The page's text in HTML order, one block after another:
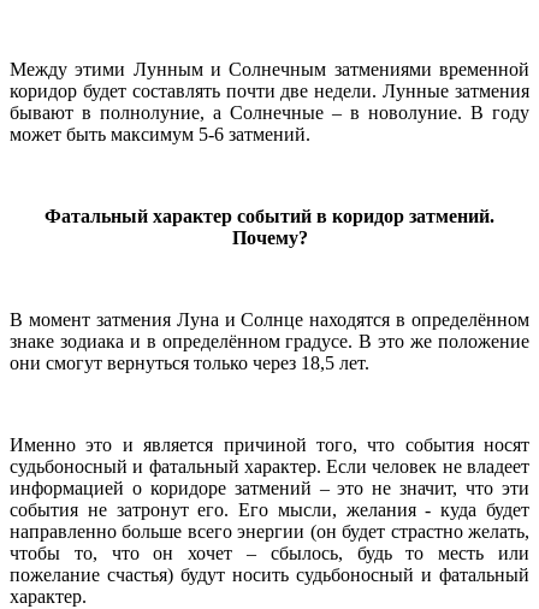
Между этими Лунным и Солнечным затмениями временной
коридор будет составлять почти две недели. Лунные затмения
бывают в полнолуние, а Солнечные – в новолуние. В году
может быть максимум 5-6 затмений.
Фатальный характер событий в коридор затмений.
Почему?
В момент затмения Луна и Солнце находятся в определённом
знаке зодиака и в определённом градусе. В это же положение
они смогут вернуться только через 18,5 лет.
Именно это и является причиной того, что события носят
судьбоносный и фатальный характер. Если человек не владеет
информацией о коридоре затмений – это не значит, что эти
события не затронут его. Его мысли, желания - куда будет
направленно больше всего энергии (он будет страстно желать,
чтобы то, что он хочет – сбылось, будь то месть или
пожелание счастья) будут носить судьбоносный и фатальный
характер.